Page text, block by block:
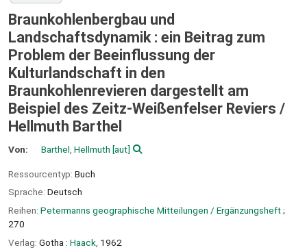
Braunkohlenbergbau und
Landschaftsdynamik : ein Beitrag zum
Problem der Beeinflussung der
Kulturlandschaft in den
Braunkohlenrevieren dargestellt am
Beispiel des Zeitz-Weißenfelser Reviers /
Hellmuth Barthel
Von: Barthel, Hellmuth [aut]
Ressourcentyp: Buch
Sprache: Deutsch
Reihen: Petermanns geographische Mitteilungen / Ergänzungsheft;
270
Verlag: Gotha : Haack, 1962